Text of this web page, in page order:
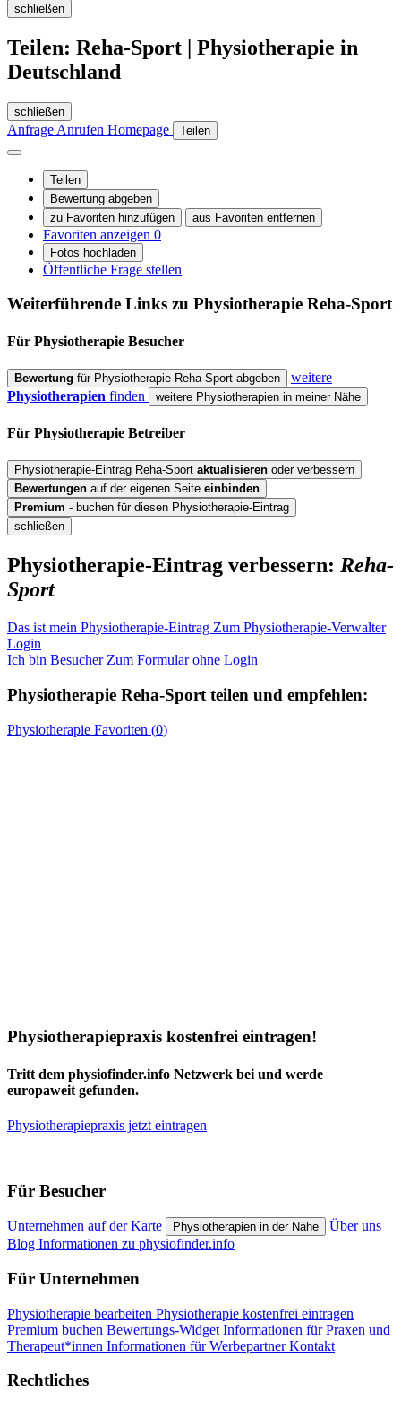
schließen
Teilen: Reha-Sport | Physiotherapie in
Deutschland
schließen
Anfrage Anrufen Homepage Teilen
Teilen
Bewertung abgeben
zu Favoriten hinzufügen
aus Favoriten entfernen
Favoriten anzeigen 0
Fotos hochladen
Öffentliche Frage stellen
Weiterführende Links zu Physiotherapie Reha-Sport
Für Physiotherapie Besucher
Bewertung für Physiotherapie Reha-Sport abgeben
weitere
Physiotherapien finden weitere Physiotherapien in meiner Nähe
Für Physiotherapie Betreiber
Physiotherapie-Eintrag Reha-Sport aktualisieren oder verbessern
Bewertungen auf der eigenen Seite einbinden
Premium - buchen für diesen Physiotherapie-Eintrag
schließen
Physiotherapie-Eintrag verbessern: Reha-
Sport
Das ist mein Physiotherapie-Eintrag Zum Physiotherapie-Verwalter
Login
Ich bin Besucher Zum Formular ohne Login
Physiotherapie Reha-Sport teilen und empfehlen:
Physiotherapie Favoriten (0)
Physiotherapiepraxis kostenfrei eintragen!
Tritt dem physiofinder.info Netzwerk bei und werde
europaweit gefunden.
Physiotherapiepraxis jetzt eintragen
Für Besucher
Unternehmen auf der Karte Physiotherapien in der Nähe
Über uns
Blog Informationen zu physiofinder.info
Für Unternehmen
Physiotherapie bearbeiten Physiotherapie kostenfrei eintragen
Premium buchen Bewertungs-Widget Informationen für Praxen und
Therapeut*innen Informationen für WerbepartnerKontakt
Rechtliches